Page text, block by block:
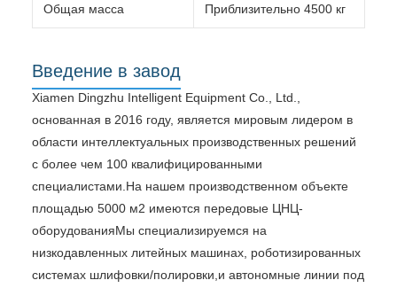
Общая масса Приблизительно 4500 кг
Введение в завод
Xiamen Dingzhu Intelligent Equipment Co., Ltd.,
основанная в 2016 году, является мировым лидером в
области интеллектуальных производственных решений
с более чем 100 квалифицированными
специалистами.На нашем производственном объекте
площадью 5000 м2 имеются передовые ЦНЦ-
оборудованияМы специализируемся на
низкодавленных литейных машинах, роботизированных
системах шлифовки/полировки,и автономные линии под